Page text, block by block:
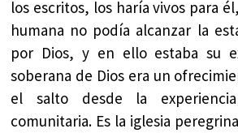
los escritos, los haría vivos para
humana no podía alcanzar la
por Dios, y en ello estaba su
soberana de Dios era un
el salto desde la
comunitaria. Es la iglesia